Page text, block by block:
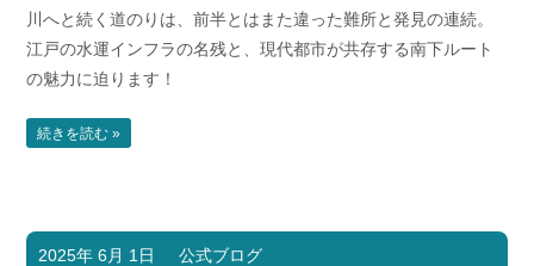
川へと続く道のりは、前半とはまた違った難所と発見の連続。
江戸の水運インフラの名残と、現代都市が共存する南下ルート
の魅力に迫ります！
続きを読む »
2025年 6月 1日 公式ブログ